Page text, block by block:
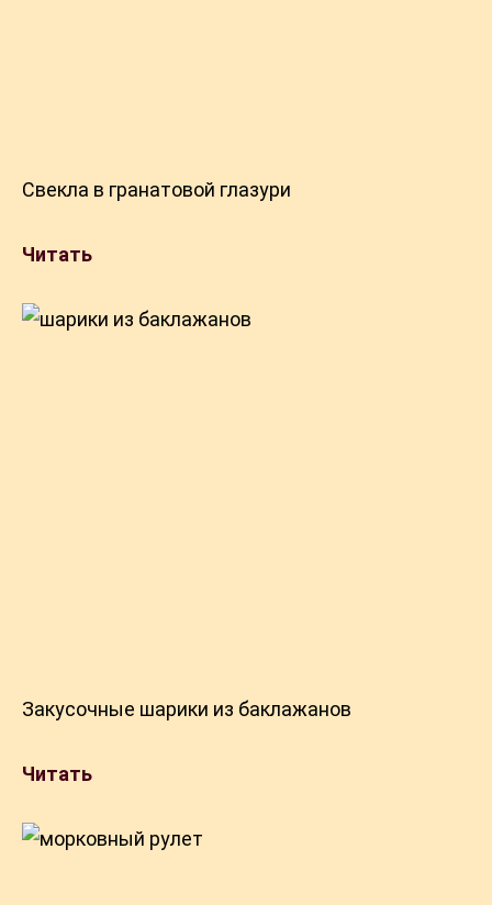
Свекла в гранатовой глазури
Читать
Закусочные шарики из баклажанов
Читать